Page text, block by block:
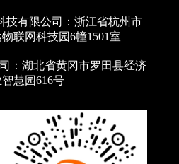
有限公司：浙江省杭州市
联网科技园6幢1501室
：湖北省黄冈市罗田县经济
慧园616号